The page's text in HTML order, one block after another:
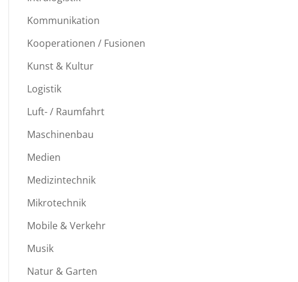
Kommunikation
Kooperationen / Fusionen
Kunst & Kultur
Logistik
Luft- / Raumfahrt
Maschinenbau
Medien
Medizintechnik
Mikrotechnik
Mobile & Verkehr
Musik
Natur & Garten